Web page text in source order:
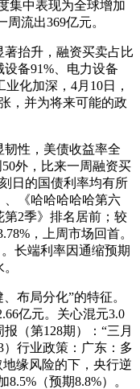
集中表现为全球增加
流出369亿元。
抬升，融资买卖占比
备91%、电力设备
化加深，4月10日，
，并为将来可能的政
性，美债收益率全
外，比来一周融资买
日的国债利率均有所
、《哈哈哈哈哈第六
第2季》排名居前；较
，上周市场回首。
长端利率因通缩预期
布局分化”的特征。
亿元。关心混元3.0
（第128期）：“三月
行业政策：广东：多
缘风险的下，央行逆
（预期8.8%）。